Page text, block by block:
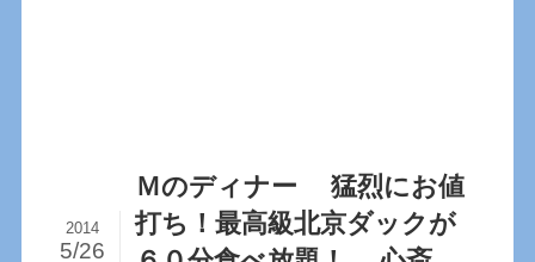
Ｍのディナー 猛烈にお値
打ち！最高級北京ダックが
2014
5/26